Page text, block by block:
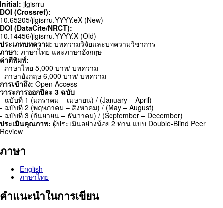
Initial: jlgisrru
DOI (Crossref):
10.65205/jlgisrru.YYYY.eX (New)
DOI (DataCite/NRCT):
10.14456/jlgisrru.YYYY.X (Old)
ประเภทบทความ: บทความวิจัยและบทความวิชาการ
ภาษา: ภาษาไทย และภาษาอังกฤษ
ค่าตีพิมพ์:
- ภาษาไทย 5,000 บาท/ บทความ
- ภาษาอังกฤษ 6,000 บาท/ บทความ
การเข้าถึง: Open Access
วาระการออกปีละ 3 ฉบับ
- ฉบับที่ 1 (มกราคม – เมษายน) / (January – April)
- ฉบับที่ 2 (พฤษภาคม – สิงหาคม) / (May – August)
- ฉบับที่ 3 (กันยายน – ธันวาคม) / (September – December)
ประเมินคุณภาพ: ผู้ประเมินอย่างน้อย 2 ท่าน แบบ Double-Blind Peer
Review
ภาษา
English
ภาษาไทย
คำแนะนำในการเขียน